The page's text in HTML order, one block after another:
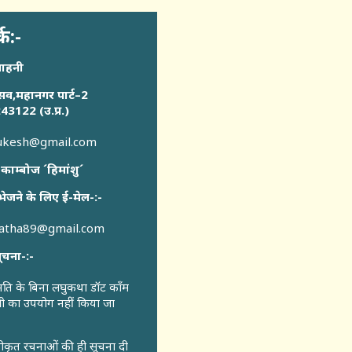
पार्ट–2
(उ.प्र.)
´हिमांशु´
के लिए ई-मेल-:-
:-
के बिना लघुकथा डॉट कॉंम
का उपयोग नहीं किया जा
रचनाओं की ही सूचना दी